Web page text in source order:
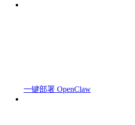
一键部署 OpenClaw